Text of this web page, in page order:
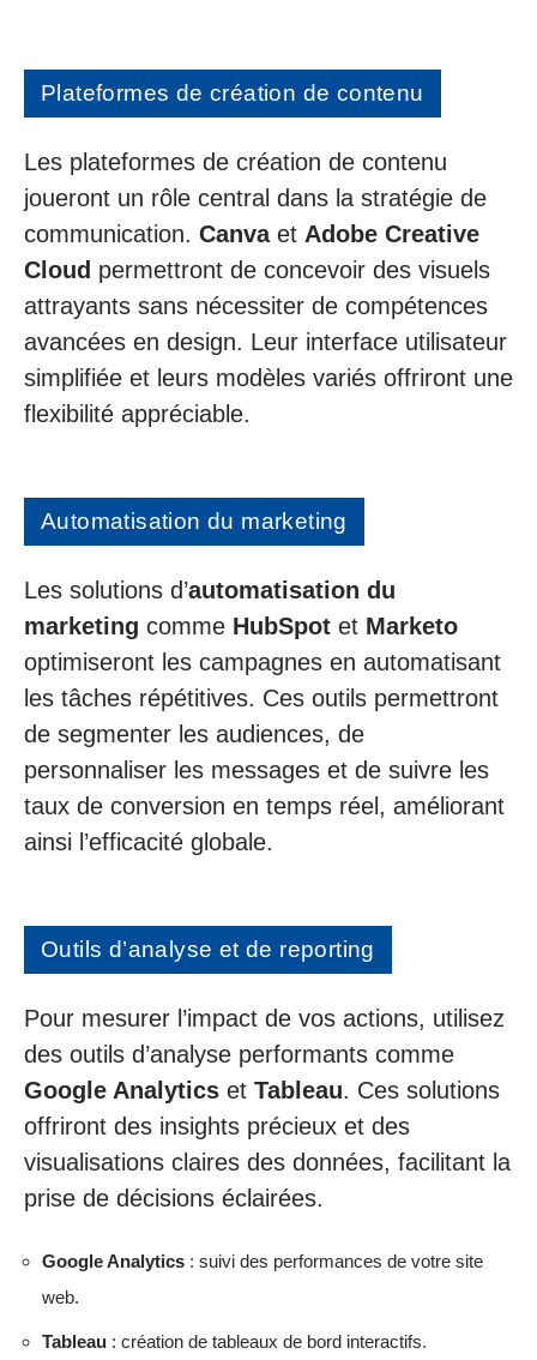
Plateformes de création de contenu
Les plateformes de création de contenu
joueront un rôle central dans la stratégie de
communication. Canvaet Adobe Creative
Cloud permettront de concevoir des visuels
attrayants sans nécessiter de compétences
avancées en design. Leur interface utilisateur
simplifiée et leurs modèles variés offriront une
flexibilité appréciable.
Automatisation du marketing
Les solutions d’automatisation du
marketing comme HubSpot et Marketo
optimiseront les campagnes en automatisant
les tâches répétitives. Ces outils permettront
de segmenter les audiences, de
personnaliser les messages et de suivre les
taux de conversion en temps réel, améliorant
ainsi l’efficacité globale.
Outils d’analyse et de reporting
Pour mesurer l’impact de vos actions, utilisez
des outils d’analyse performants comme
Google Analytics et Tableau. Ces solutions
offriront des insights précieux et des
visualisations claires des données, facilitant la
prise de décisions éclairées.
Google Analytics : suivi des performances de votre site
web.
Tableau : création de tableaux de bord interactifs.